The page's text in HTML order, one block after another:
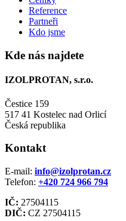
Reference
Partneři
Kdo jsme
Kde nás najdete
IZOLPROTAN, s.r.o.
Čestice 159
517 41 Kostelec nad Orlicí
Česká republika
Kontakt
E-mail: info@izolprotan.cz
Telefon: +420 724 966 794
IČ: 27504115
DIČ: CZ 27504115